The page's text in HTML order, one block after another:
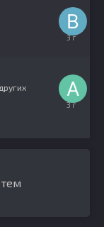
10
23